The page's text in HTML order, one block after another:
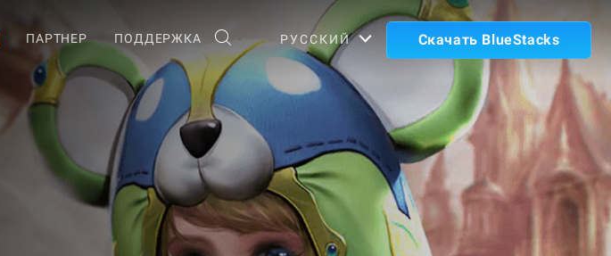
ПАРТНЕР ПОДДЕРЖКА РУССКИЙ Скачать BlueStacks